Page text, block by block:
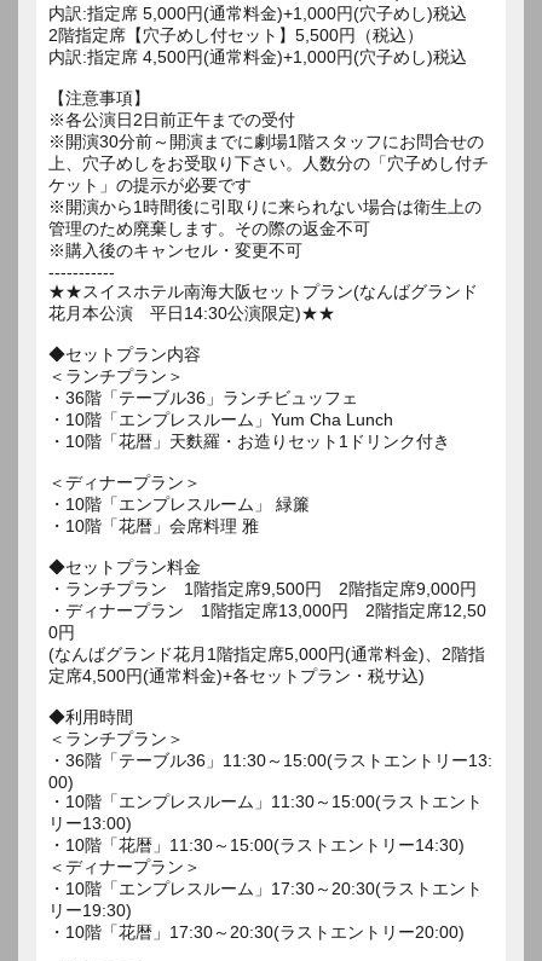
内訳:指定席 5,000円(通常料金)+1,000円(穴子めし)税込
2階指定席【穴子めし付セット】5,500円（税込）
内訳:指定席 4,500円(通常料金)+1,000円(穴子めし)税込
【注意事項】
※各公演日2日前正午までの受付
※開演30分前～開演までに劇場1階スタッフにお問合せの
上、穴子めしをお受取り下さい。人数分の「穴子めし付チ
ケット」の提示が必要です
※開演から1時間後に引取りに来られない場合は衛生上の
管理のため廃棄します。その際の返金不可
※購入後のキャンセル・変更不可
-----------
★★スイスホテル南海大阪セットプラン(なんばグランド
花月本公演 平日14:30公演限定)★★
◆セットプラン内容
＜ランチプラン＞
・36階「テーブル36」ランチビュッフェ
・10階「エンプレスルーム」Yum Cha Lunch
・10階「花暦」天麩羅・お造りセット1ドリンク付き
＜ディナープラン＞
・10階「エンプレスルーム」 緑簾
・10階「花暦」会席料理 雅
◆セットプラン料金
・ランチプラン 1階指定席9,500円 2階指定席9,000円
・ディナープラン 1階指定席13,000円 2階指定席12,50
0円
(なんばグランド花月1階指定席5,000円(通常料金)、2階指
定席4,500円(通常料金)+各セットプラン・税サ込)
◆利用時間
＜ランチプラン＞
・36階「テーブル36」11:30～15:00(ラストエントリー13:
00)
・10階「エンプレスルーム」11:30～15:00(ラストエント
リー13:00)
・10階「花暦」11:30～15:00(ラストエントリー14:30)
＜ディナープラン＞
・10階「エンプレスルーム」17:30～20:30(ラストエント
リー19:30)
・10階「花暦」17:30～20:30(ラストエントリー20:00)